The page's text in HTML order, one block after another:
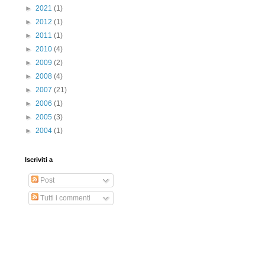
► 2021 (1)
► 2012 (1)
► 2011 (1)
► 2010 (4)
► 2009 (2)
► 2008 (4)
► 2007 (21)
► 2006 (1)
► 2005 (3)
► 2004 (1)
Iscriviti a
Post
Tutti i commenti